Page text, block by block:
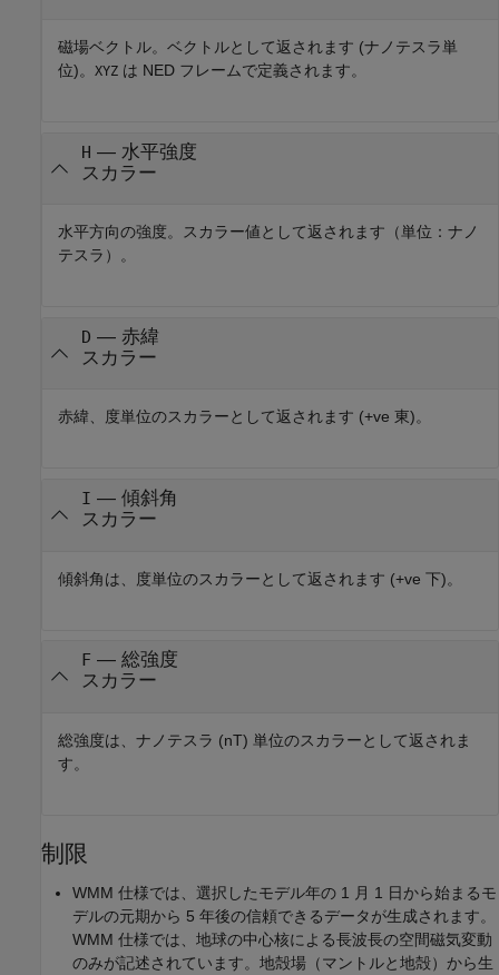
磁場ベクトル。ベクトルとして返されます (ナノテスラ単
位)。 XYZ は NED フレームで定義されます。
H — 水平強度
スカラー
水平方向の強度。スカラー値として返されます（単位：ナノ
テスラ）。
D — 赤緯
スカラー
赤緯、度単位のスカラーとして返されます (+ve 東)。
I — 傾斜角
スカラー
傾斜角は、度単位のスカラーとして返されます (+ve 下)。
F — 総強度
スカラー
総強度は、ナノテスラ (nT) 単位のスカラーとして返されま
す。
制限
WMM 仕様では、選択したモデル年の 1 月 1 日から始まるモ
デルの元期から 5 年後の信頼できるデータが生成されます。
WMM 仕様では、地球の中心核による長波長の空間磁気変動
のみが記述されています。地殻場（マントルと地殻）から生